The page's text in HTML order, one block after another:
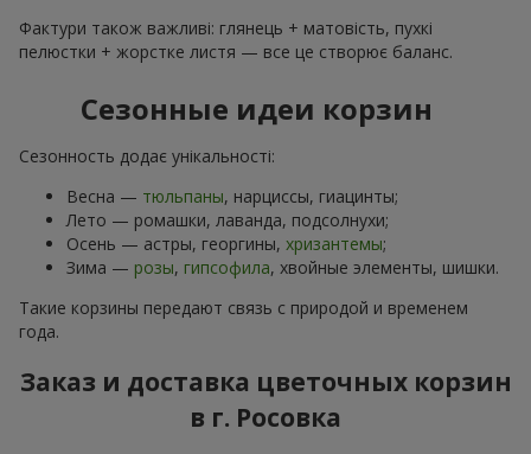
Фактури також важливі: глянець + матовість, пухкі
пелюстки + жорстке листя — все це створює баланс.
Сезонные идеи корзин
Сезонность додає унікальності:
Весна — тюльпаны, нарциссы, гиацинты;
Лето — ромашки, лаванда, подсолнухи;
Осень — астры, георгины, хризантемы;
Зима — розы, гипсофила, хвойные элементы, шишки.
Такие корзины передают связь с природой и временем
года.
Заказ и доставка цветочных корзин
в г. Росовка